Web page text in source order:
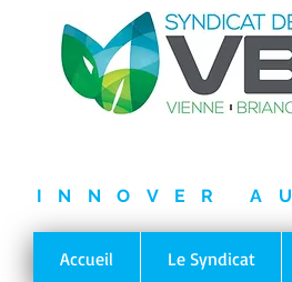
INNOVER
Accueil Le Syndicat